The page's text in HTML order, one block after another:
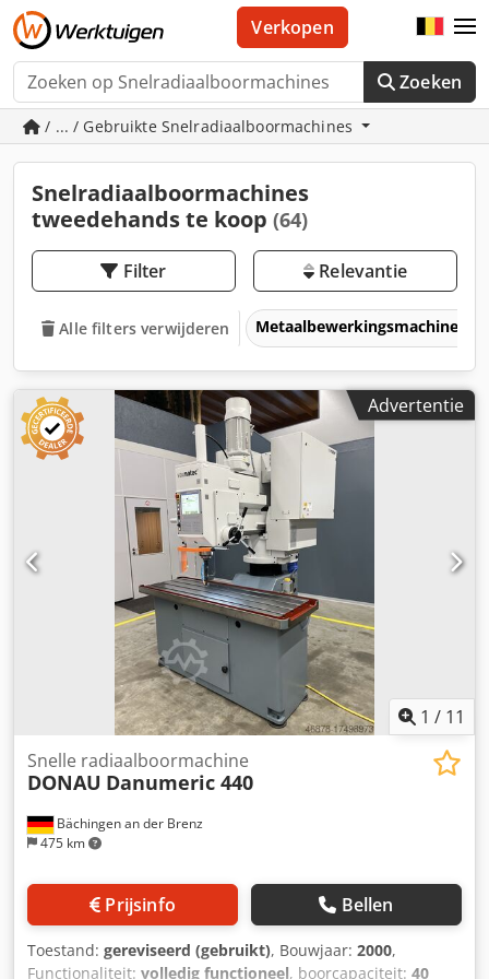
Zoeken
Verkopen
/ ... / Gebruikte Snelradiaalboormachines
Snelradiaalboormachines
tweedehands te koop (64)
Filter Relevantie
Alle filters verwijderen Metaalbewerkingsmachines
Advertentie
1 / 11
Bächingen an der Brenz
475 km
Snelle radiaalboormachine
DONAU Danumeric 440
Prijsinfo Bellen
Toestand: gereviseerd (gebruikt), Bouwjaar: 2000,
Functionaliteit: volledig functioneel, boorcapaciteit: 40